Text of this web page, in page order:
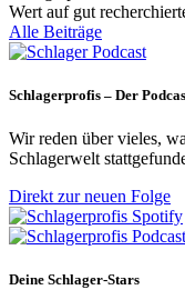
Wert auf gut
Alle Beiträge
Schlagerprofis – Der
Wir reden über vieles,
Schlagerwelt
Direkt zur neuen Folge
Deine Schlager-Stars